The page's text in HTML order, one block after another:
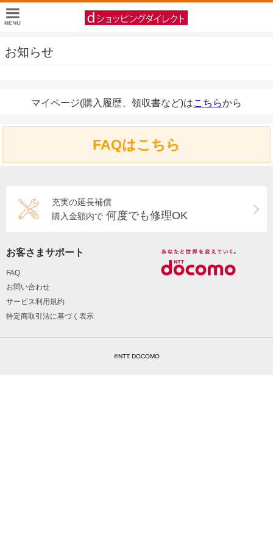
お知らせ
マイページ(購入履歴、領収書など)はこちらから
FAQはこちら
充実の延長補償
購入金額内で 何度でも修理OK
お客さまサポート
FAQ
お問い合わせ
サービス利用規約
特定商取引法に基づく表示
©NTT DOCOMO